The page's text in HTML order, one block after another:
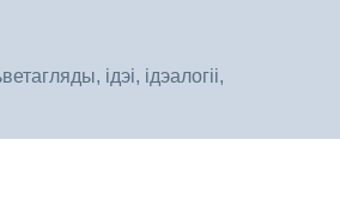
ідэі, ідэалогіі,